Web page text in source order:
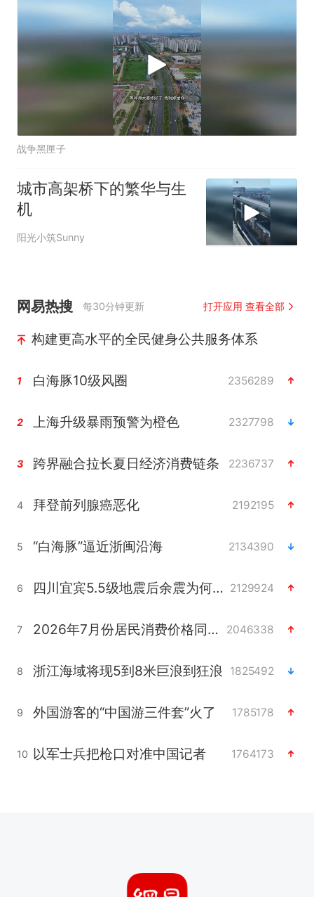
战争黑匣子
城市高架桥下的繁华与生
机
阳光小筑Sunny
网易热搜 每30分钟更新 打开应用 查看全部
构建更高水平的全民健身公共服务体系
1 白海豚10级风圈 2356289
2 上海升级暴雨预警为橙色 2327798
3 跨界融合拉长夏日经济消费链条 2236737
4 拜登前列腺癌恶化 2192195
5 “白海豚”逼近浙闽沿海 2134390
6 四川宜宾5.5级地震后余震为何不断 2129924
7 2026年7月份居民消费价格同比上涨0.5% 2046338
8 浙江海域将现5到8米巨浪到狂浪 1825492
9 外国游客的“中国游三件套”火了 1785178
10 以军士兵把枪口对准中国记者 1764173